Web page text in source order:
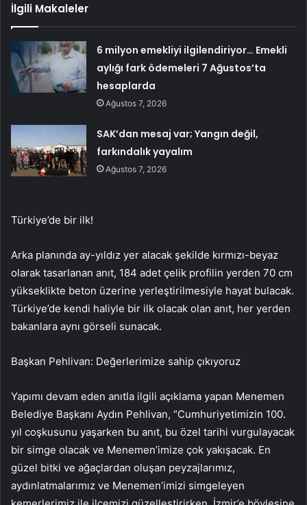
İlgili Makaleler
6 milyon emekliyi ilgilendiriyor… Emekli
aylığı fark ödemeleri 7 Ağustos’ta
hesaplarda
Ağustos 7, 2026
SAK’dan mesaj var; Yangın değil,
farkındalık yayalım
Ağustos 7, 2026
Türkiye’de bir ilk!
Arka planında ay-yıldız yer alacak şekilde kırmızı-beyaz
olarak tasarlanan anıt, 184 adet çelik profilin yerden 70 cm
yükseklikte beton üzerine yerleştirilmesiyle hayat bulacak.
Türkiye’de kendi haliyle bir ilk olacak olan anıt, her yerden
bakanlara aynı görseli sunacak.
Başkan Pehlivan: Değerlerimize sahip çıkıyoruz
Yapımı devam eden anıtla ilgili açıklama yapan Menemen
Belediye Başkanı Aydın Pehlivan, “Cumhuriyetimizin 100.
yıl coşkusunu yaşarken bu anıt, bu özel tarihi vurgulayacak
bir simge olacak ve Menemen’imize çok yakışacak. En
güzel bitki ve ağaçlardan oluşan peyzajlarımız,
aydınlatmalarımız ve Menemen’imizi simgeleyen